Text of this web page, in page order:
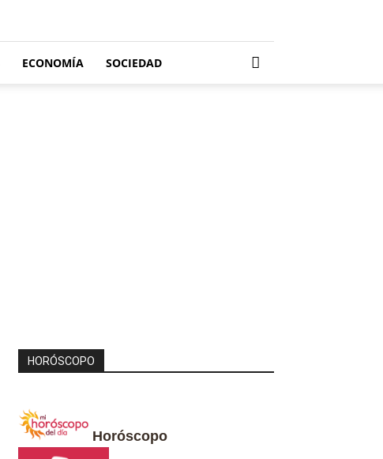
ECONOMÍA SOCIEDAD
HORÓSCOPO
Horóscopo